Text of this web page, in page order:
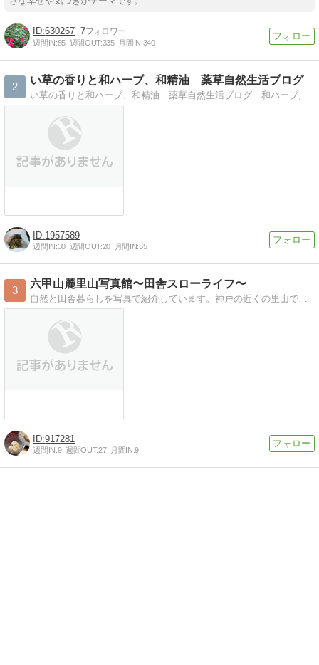
630267 7
週間IN:85 週間OUT:335 月間IN:340
2
い草の香りと和ハーブ、和精油 薬草自然生活ブログ
い草の香りと和ハーブ、和精油 薬草自然生活ブログ 和ハーブ,和精油,国産アロマ,国産精油,い草,畳,置きイ草,薬草魔女,野草,ハーブティー,メディカルハーブ
1957589
週間IN:30 週間OUT:20 月間IN:55
3
六甲山麓里山写真館〜田舎スローライフ〜
自然と田舎暮らしを写真で紹介しています。神戸の近くの里山で自由な時間を満喫中。写真を通して自然の美と大切さを伝えています
917281
週間IN:9 週間OUT:27 月間IN:9